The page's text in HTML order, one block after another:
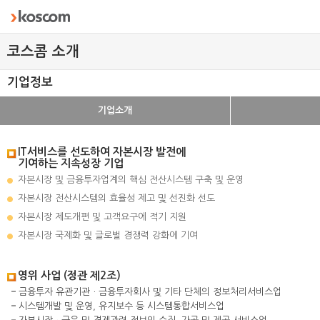
코스콤 소개
기업정보
기업소개
IT서비스를 선도하여 자본시장 발전에
기여하는 지속성장 기업
자본시장 및 금융투자업계의 핵심 전산시스템 구축 및 운영
자본시장 전산시스템의 효율성 제고 및 선진화 선도
자본시장 제도개편 및 고객요구에 적기 지원
자본시장 국제화 및 글로벌 경쟁력 강화에 기여
영위 사업 (정관 제2조)
금융투자 유관기관ㆍ금융투자회사 및 기타 단체의 정보처리서비스업
시스템개발 및 운영, 유지보수 등 시스템통합서비스업